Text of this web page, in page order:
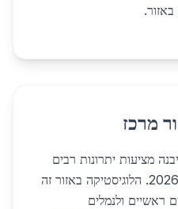
באזור.
מרכז
מציעות יתרונות רבים
לספקים באזור המרכז בשנת 2026. הלוגיסטיקה באזור זה
ראשיים ולנמלים